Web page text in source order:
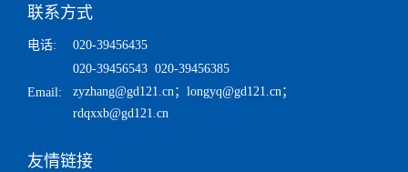
联系方式
电话:
020-39456435
020-39456543 020-39456385
Email:
zyzhang@gd121.cn； longyq@gd121.cn；
rdqxxb@gd121.cn
友情链接